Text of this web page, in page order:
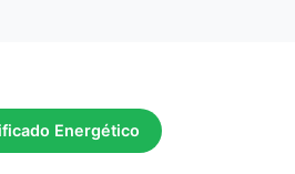
Energético